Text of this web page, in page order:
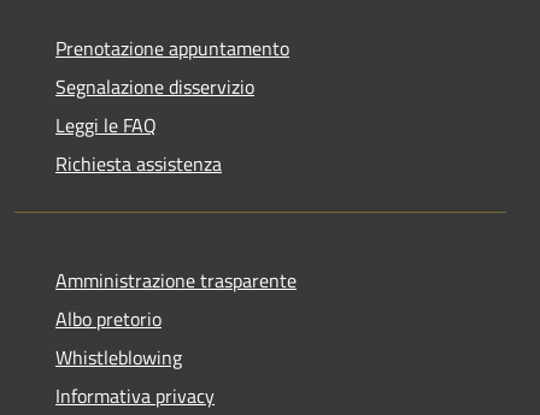
Prenotazione appuntamento
Segnalazione disservizio
Leggi le FAQ
Richiesta assistenza
Amministrazione trasparente
Albo pretorio
Whistleblowing
Informativa privacy